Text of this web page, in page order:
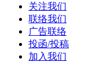
关注我们
联络我们
广告联络
投函/投稿
加入我们